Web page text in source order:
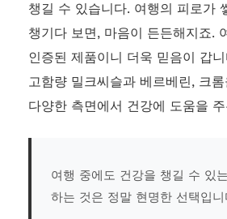
챙길 수 있습니다. 여행의 피로가
챙기다 보면, 마음이 든든해지죠.
인증된 제품이니 더욱 믿음이 갑
고함량 밀크씨슬과 베르베린, 크
다양한 측면에서 건강에 도움을
여행 중에도 건강을 챙길 수 있
하는 것은 정말 현명한 선택입니